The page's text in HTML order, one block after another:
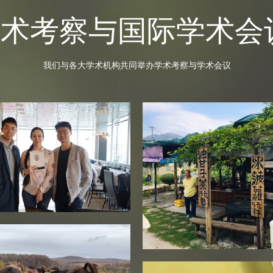
考察与国际学术
我们与各大学术机构共同举办学术考察与学术会议